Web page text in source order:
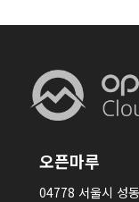
오픈마루
04778 서울시 성